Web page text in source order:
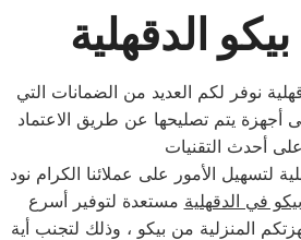
الدقهلية
نوفر لكم العديد من الضمانات التي
أجهزة يتم تصليحها عن طريق الاعتماد
على أحدث التقنيات
لتسهيل الأمور على عملائنا الكرام نود
في الدقهلية مستعدة لتوفير أسرع
المنزلية من بيكو ، وذلك لتجنب أية